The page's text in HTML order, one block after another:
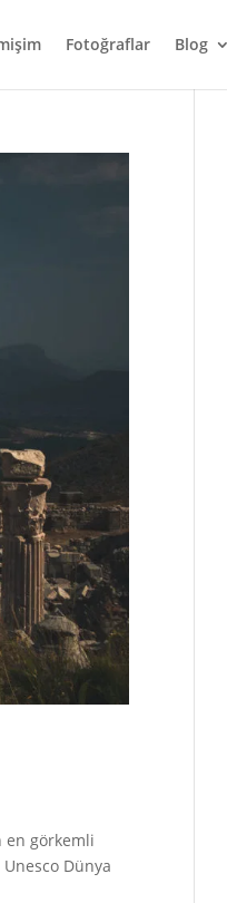
Fotoğraflar Blog
en görkemli
Dünya